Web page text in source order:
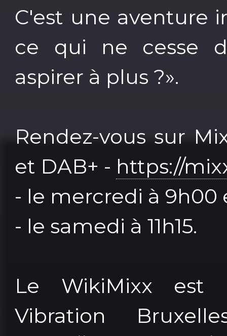
C'est une aventure
ce qui ne cesse
aspirer à plus ?».
Rendez-vous sur
et DAB+ - https://
- le mercredi à 9h00
- le samedi à 11h15.
Le WikiMixx est
Vibration